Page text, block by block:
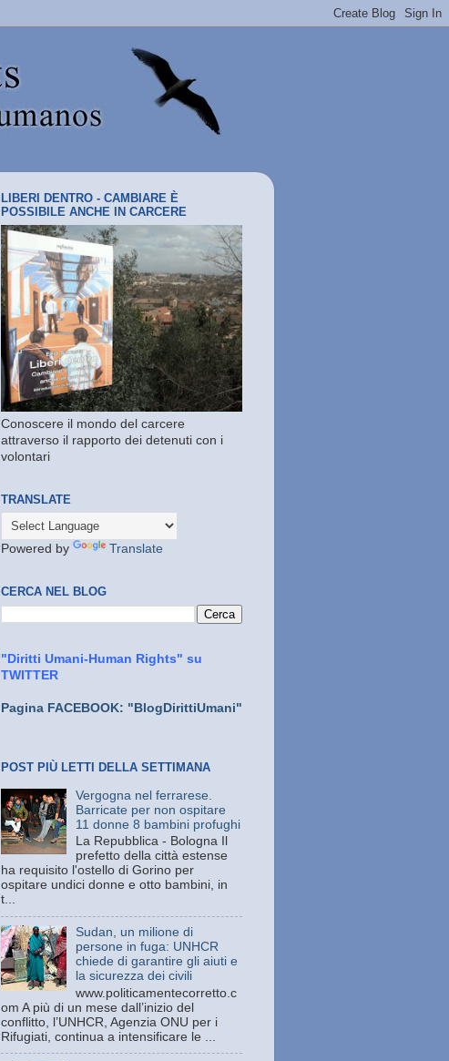
LIBERI DENTRO - CAMBIARE È
POSSIBILE ANCHE IN CARCERE
Conoscere il mondo del carcere
attraverso il rapporto dei detenuti con i
volontari
TRANSLATE
Powered by Translate
CERCA NEL BLOG
"Diritti Umani-Human Rights" su
TWITTER
Pagina FACEBOOK: "BlogDirittiUmani"
POST PIÙ LETTI DELLA SETTIMANA
Vergogna nel ferrarese.
Barricate per non ospitare
11 donne 8 bambini profughi
La Repubblica - Bologna Il
prefetto della città estense
ha requisito l'ostello di Gorino per
ospitare undici donne e otto bambini, in
t...
Sudan, un milione di
persone in fuga: UNHCR
chiede di garantire gli aiuti e
la sicurezza dei civili
www.politicamentecorretto.c
om A più di un mese dall’inizio del
conflitto, l’UNHCR, Agenzia ONU per i
Rifugiati, continua a intensificare le ...